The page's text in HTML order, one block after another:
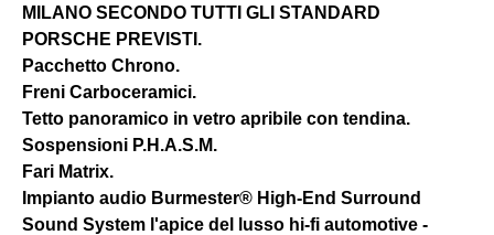
MILANO SECONDO TUTTI GLI STANDARD
PORSCHE PREVISTI.
Pacchetto Chrono.
Freni Carboceramici.
Tetto panoramico in vetro apribile con tendina.
Sospensioni P.H.A.S.M.
Fari Matrix.
Impianto audio Burmester® High-End Surround
Sound System l'apice del lusso hi-fi automotive -